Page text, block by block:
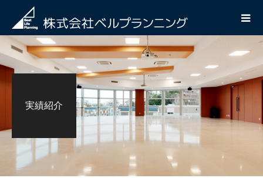
実績紹介